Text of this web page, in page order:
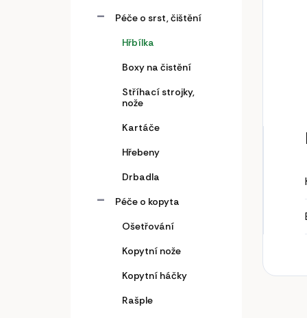
Péče o srst, čištění
Hřbílka
Boxy na čistění
Stříhací strojky,
nože
Kartáče
Hřebeny
Drbadla
Péče o kopyta
Ošetřování
Kopytní nože
Kopytní háčky
Rašple